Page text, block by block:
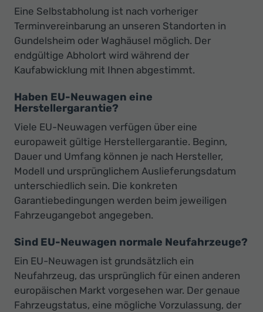
Eine Selbstabholung ist nach vorheriger
Terminvereinbarung an unseren Standorten in
Gundelsheim oder Waghäusel möglich. Der
endgültige Abholort wird während der
Kaufabwicklung mit Ihnen abgestimmt.
Haben EU-Neuwagen eine
Herstellergarantie?
Viele EU-Neuwagen verfügen über eine
europaweit gültige Herstellergarantie. Beginn,
Dauer und Umfang können je nach Hersteller,
Modell und ursprünglichem Auslieferungsdatum
unterschiedlich sein. Die konkreten
Garantiebedingungen werden beim jeweiligen
Fahrzeugangebot angegeben.
Sind EU-Neuwagen normale Neufahrzeuge?
Ein EU-Neuwagen ist grundsätzlich ein
Neufahrzeug, das ursprünglich für einen anderen
europäischen Markt vorgesehen war. Der genaue
Fahrzeugstatus, eine mögliche Vorzulassung, der